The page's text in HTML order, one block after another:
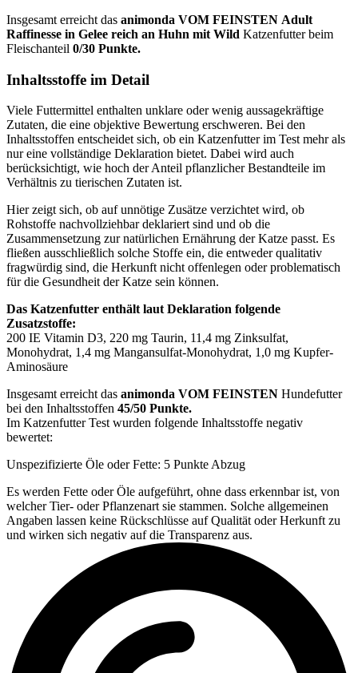
Insgesamt erreicht das animonda VOM FEINSTEN Adult
Raffinesse in Gelee reich an Huhn mit Wild Katzenfutterbeim
Fleischanteil 0/30 Punkte.
Inhaltsstoffe im Detail
Viele Futtermittel enthalten unklare oder wenig aussagekräftige
Zutaten, die eine objektive Bewertung erschweren. Bei den
Inhaltsstoffen entscheidet sich, ob ein Katzenfutter im Test mehr als
nur eine vollständige Deklaration bietet. Dabei wird auch
berücksichtigt, wie hoch der Anteil pflanzlicher Bestandteile im
Verhältnis zu tierischen Zutaten ist.
Hier zeigt sich, ob auf unnötige Zusätze verzichtet wird, ob
Rohstoffe nachvollziehbar deklariert sind und ob die
Zusammensetzung zur natürlichen Ernährung der Katze passt. Es
fließen ausschließlich solche Stoffe ein, die entweder qualitativ
fragwürdig sind, die Herkunft nicht offenlegen oder problematisch
für die Gesundheit der Katze sein können.
Das Katzenfutter enthält laut Deklaration folgende
Zusatzstoffe:
200 IE Vitamin D3, 220 mg Taurin, 11,4 mg Zinksulfat,
Monohydrat, 1,4 mg Mangansulfat-Monohydrat, 1,0 mg Kupfer-
Aminosäure
Insgesamt erreicht das animonda VOM FEINSTEN Hundefutter
bei den Inhaltsstoffen 45/50 Punkte.
Im Katzenfutter Test wurden folgende Inhaltsstoffe negativ
bewertet:
Unspezifizierte Öle oder Fette: 5 Punkte Abzug
Es werden Fette oder Öle aufgeführt, ohne dass erkennbar ist, von
welcher Tier- oder Pflanzenart sie stammen. Solche allgemeinen
Angaben lassen keine Rückschlüsse auf Qualität oder Herkunft zu
und wirken sich negativ auf die Transparenz aus.